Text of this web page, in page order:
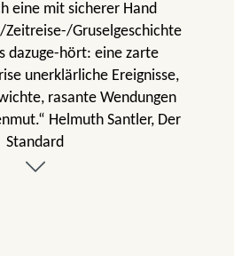
eine mit sicherer Hand
Gruselgeschichte
dazuge-hört: eine zarte
unerklärliche Ereignisse,
rasante Wendungen
Helmuth Santler, Der
Standard